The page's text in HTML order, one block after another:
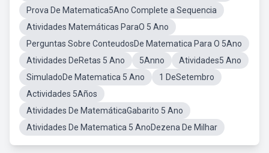
Prova De Matematica5Ano Complete a Sequencia
Atividades Matemáticas ParaO 5 Ano
Perguntas Sobre ConteudosDe Matematica Para O 5Ano
Atividades DeRetas 5 Ano
5Anno
Atividades5 Ano
SimuladoDe Matematica 5 Ano
1 DeSetembro
Actividades 5Años
Atividades De MatemáticaGabarito 5 Ano
Atividades De Matematica 5 AnoDezena De Milhar